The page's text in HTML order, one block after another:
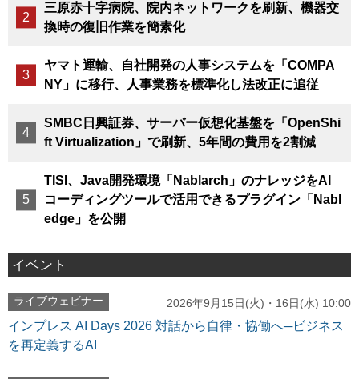
三原赤十字病院、院内ネットワークを刷新、機器交
換時の復旧作業を簡素化
ヤマト運輸、自社開発の人事システムを「COMPA
NY」に移行、人事業務を標準化し法改正に追従
SMBC日興証券、サーバー仮想化基盤を「OpenShi
ft Virtualization」で刷新、5年間の費用を2割減
TISI、Java開発環境「Nablarch」のナレッジをAI
コーディングツールで活用できるプラグイン「Nabl
edge」を公開
イベント
ライブウェビナー 2026年9月15日(火)・16日(水) 10:00
インプレス AI Days 2026 対話から自律・協働へ─ビジネス
を再定義するAI